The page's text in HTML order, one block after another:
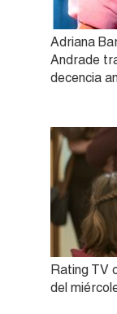
Adriana
Andrade
decencia
Rating TV
del